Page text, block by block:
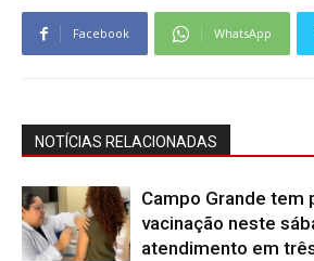
Facebook WhatsApp
NOTÍCIAS RELACIONADAS
Campo Grande tem
vacinação neste
atendimento em